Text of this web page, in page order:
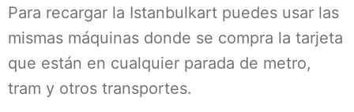
Para recargar la Istanbulkart puedes usar las
mismas máquinas donde se compra la tarjeta
que están en cualquier parada de metro,
tram y otros transportes.